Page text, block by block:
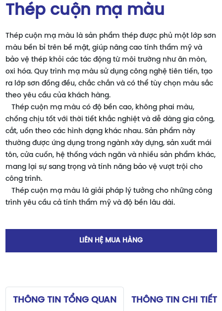
Thép cuộn mạ màu
Thép cuộn mạ màu là sản phẩm thép được phủ một lớp sơn
màu bền bỉ trên bề mặt, giúp nâng cao tính thẩm mỹ và
bảo vệ thép khỏi các tác động từ môi trường như ăn mòn,
oxi hóa. Quy trình mạ màu sử dụng công nghệ tiên tiến, tạo
ra lớp sơn đồng đều, chắc chắn và có thể tùy chọn màu sắc
theo yêu cầu của khách hàng.
Thép cuộn mạ màu có độ bền cao, không phai màu,
chống chịu tốt với thời tiết khắc nghiệt và dễ dàng gia công,
cắt, uốn theo các hình dạng khác nhau. Sản phẩm này
thường được ứng dụng trong ngành xây dựng, sản xuất mái
tôn, cửa cuốn, hệ thống vách ngăn và nhiều sản phẩm khác,
mang lại sự sang trọng và tính năng bảo vệ vượt trội cho
công trình.
Thép cuộn mạ màu là giải pháp lý tưởng cho những công
trình yêu cầu cả tính thẩm mỹ và độ bền lâu dài.
LIÊN HỆ MUA HÀNG
THÔNG TIN TỔNG QUAN THÔNG TIN CHI TIẾT